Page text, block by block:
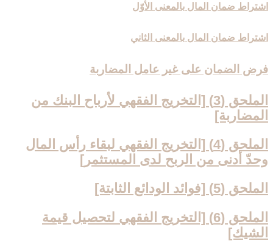
اشتراط ضمان المال بالمعنى الأوّل
اشتراط ضمان المال بالمعنى الثاني
فرض الضمان على غير عامل المضاربة
الملحق (3) [التخريج الفقهي لأرباح البنك من
المضاربة]
الملحق (4) [التخريج الفقهي لبقاء رأس المال
وحدّ أدنى من الربح لدى المستثمر]
الملحق (5) [فوائد الودائع الثابتة]
الملحق (6) [التخريج الفقهي لتحصيل قيمة
الشيك‏]